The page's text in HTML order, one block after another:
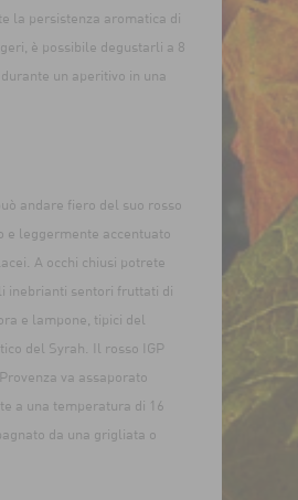
la persistenza aromatica di
è possibile degustarli a 8
un aperitivo in una
andare fiero del suo rosso
e leggermente accentuato
A occhi chiusi potrete
inebrianti sentori fruttati di
e lampone, tipici del
del Syrah. Il rosso IGP
va assaporato
a una temperatura di 16
da una grigliata o